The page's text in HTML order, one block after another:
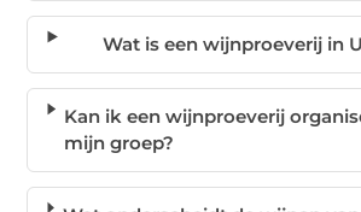
Wat is een wijnproeverij in
Kan ik een wijnproeverij
mijn groep?